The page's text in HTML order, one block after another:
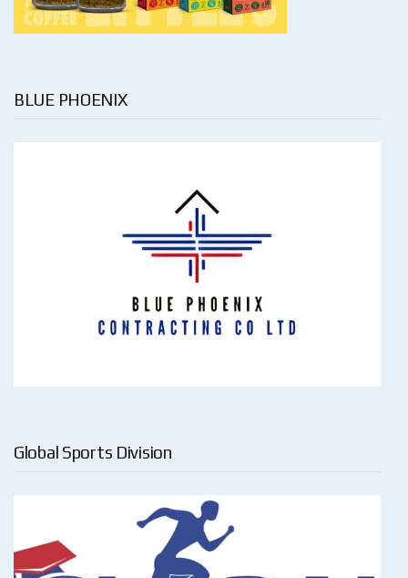
BLUE PHOENIX
Global Sports Division